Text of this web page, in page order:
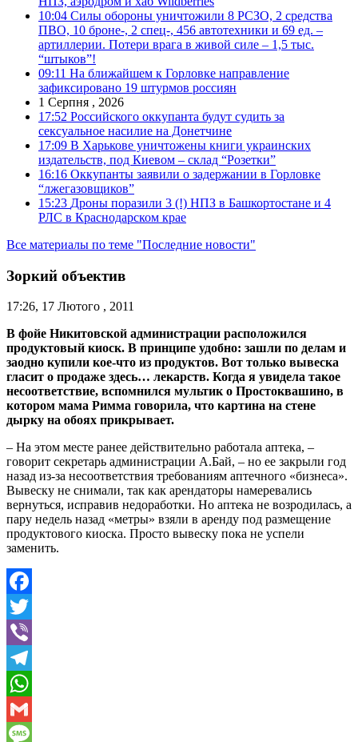
10:04 Силы обороны уничтожили 8 РСЗО, 2 средства
ПВО, 10 броне-, 2 спец-, 456 автотехники и 69 ед. –
артиллерии. Потери врага в живой силе – 1,5 тыс.
“штыков”!
09:11 На ближайшем к Горловке направление
зафиксировано 19 штурмов россиян
1 Серпня , 2026
17:52 Российского оккупанта будут судить за
сексуальное насилие на Донетчине
17:09 В Харькове уничтожены книги украинских
издательств, под Киевом – склад “Розетки”
16:16 Оккупанты заявили о задержании в Горловке
“лжегазовщиков”
15:23 Дроны поразили 3 (!) НПЗ в Башкортостане и 4
РЛС в Краснодарском крае
Все материалы по теме "Последние новости"
Зоркий объектив
17:26, 17 Лютого , 2011
В фойе Никитовской администрации расположился
продуктовый киоск. В принципе удобно: зашли по делам и
заодно купили кое-что из продуктов. Вот только вывеска
гласит о продаже здесь… лекарств. Когда я увидела такое
несоответствие, вспомнился мультик о Простоквашино, в
котором мама Римма говорила, что картина на стене
дырку на обоях прикрывает.
– На этом месте ранее действительно работала аптека, –
говорит секретарь администрации А.Бай, – но ее закрыли год
назад из-за несоответствия требованиям аптечного «бизнеса».
Вывеску не снимали, так как арендаторы намеревались
вернуться, исправив недоработки. Но аптека не возродилась, а
пару недель назад «метры» взяли в аренду под размещение
продуктового киоска. Просто вывеску пока не успели
заменить.
Facebook
Twitter
Viber
Telegram
WhatsApp
Gmail